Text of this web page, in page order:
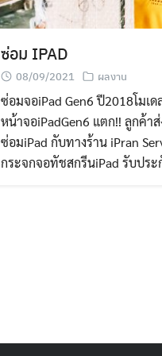
ซ่อม IPAD
08/09/2021 ผลงาน
ซ่อมจอiPad Gen6 ปี2018โมเ
หน้าจอiPadGen6 แตก!! ลูกค้า
ซ่อมiPad กับทางร้าน iPran
กระจกจอทัชสกรีนiPad รับประ